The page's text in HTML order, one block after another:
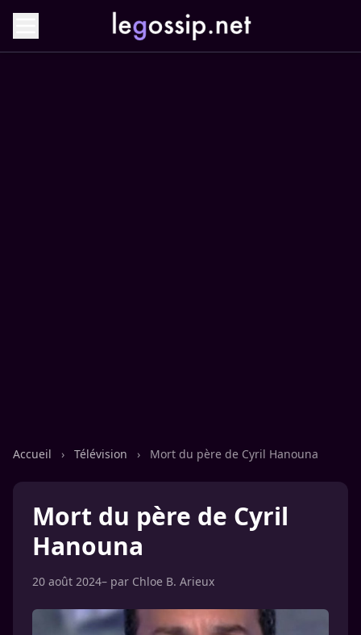
Accueil › Télévision › Mort du père de Cyril Hanouna
Mort du père de Cyril
Hanouna
20 août 2024– par Chloe B. Arieux